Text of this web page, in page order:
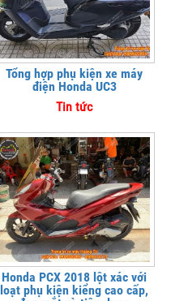
Tổng hợp phụ kiện xe máy
điện Honda UC3
Tin tức
Honda PCX 2018 lột xác với
loạt phụ kiện kiểng cao cấp,